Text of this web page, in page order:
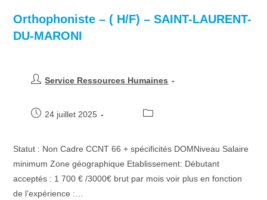
Orthophoniste – ( H/F) – SAINT-LAURENT-
DU-MARONI
Service Ressources Humaines
24 juillet 2025
Statut : Non Cadre CCNT 66 + spécificités DOMNiveau Salaire
minimum Zone géographique Etablissement: Débutant
acceptés : 1 700 € /3000€ brut par mois voir plus en fonction
de l’expérience :…